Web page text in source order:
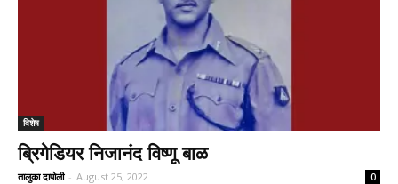
विशेष
ब्रिगेडियर निजानंद विष्णू बाळ
तालुका दापोली - August 25, 2022 0